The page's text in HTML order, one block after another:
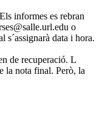
informes es rebran
o
s´assignarà data i hora.
de recuperació. L
la nota final. Però, la